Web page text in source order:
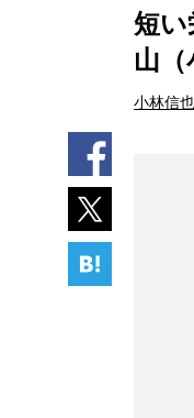
短
山（
小林信